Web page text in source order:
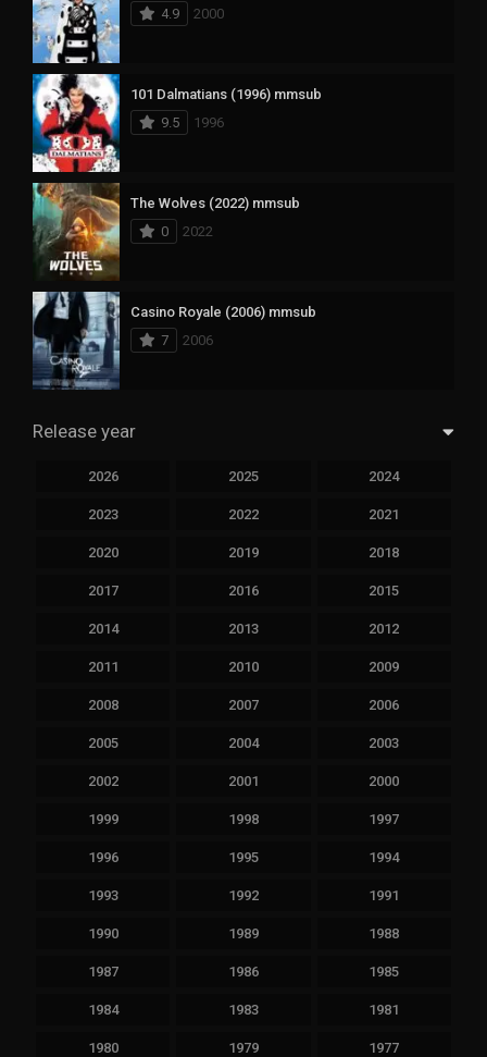
4.9
2000
101 Dalmatians (1996) mmsub
9.5
1996
The Wolves (2022) mmsub
0
2022
Casino Royale (2006) mmsub
7
2006
Release year
2026 2025 2024
2023 2022 2021
2020 2019 2018
2017 2016 2015
2014 2013 2012
2011 2010 2009
2008 2007 2006
2005 2004 2003
2002 2001 2000
1999 1998 1997
1996 1995 1994
1993 1992 1991
1990 1989 1988
1987 1986 1985
1984 1983 1981
1980 1979 1977